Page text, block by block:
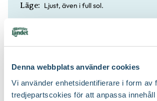
Denna webbplats använder cookies
Vi använder enhetsidentifierare i form av
tredjepartscokies för att anpassa innehåll
Läge: Ljust, även i full sol.
Vatten: Låt jorden torka upp mellan
Ursprung:
Lättskött: Ja